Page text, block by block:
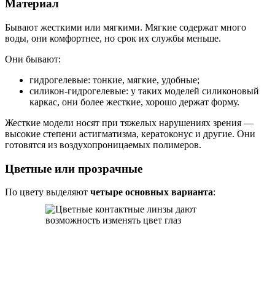
Материал
Бывают жесткими или мягкими. Мягкие содержат много
воды, они комфортнее, но срок их службы меньше.
Они бывают:
гидрогелевые: тонкие, мягкие, удобные;
силикон-гидрогелевые: у таких моделей силиконовый
каркас, они более жесткие, хорошо держат форму.
Жесткие модели носят при тяжелых нарушениях зрения —
высокие степени астигматизма, кератоконус и другие. Они
готовятся из воздухопроницаемых полимеров.
Цветные или прозрачные
По цвету выделяют четыре основных варианта: